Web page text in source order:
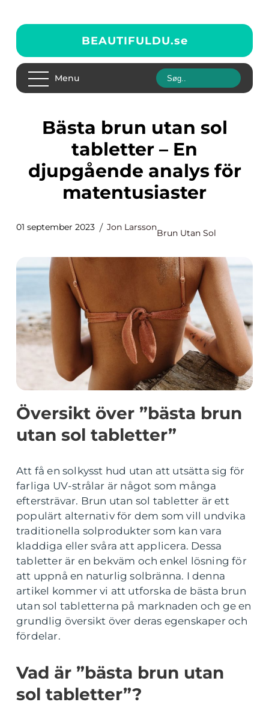
BEAUTIFULDU.se
Menu
Bästa brun utan sol
tabletter – En
djupgående analys för
matentusiaster
01 september 2023 Jon Larsson
Brun Utan Sol
Översikt över ”bästa brun
utan sol tabletter”
Att få en solkysst hud utan att utsätta sig för
farliga UV-strålar är något som många
eftersträvar. Brun utan sol tabletter är ett
populärt alternativ för dem som vill undvika
traditionella solprodukter som kan vara
kladdiga eller svåra att applicera. Dessa
tabletter är en bekväm och enkel lösning för
att uppnå en naturlig solbränna. I denna
artikel kommer vi att utforska de bästa brun
utan sol tabletterna på marknaden och ge en
grundlig översikt över deras egenskaper och
fördelar.
Vad är ”bästa brun utan
sol tabletter”?